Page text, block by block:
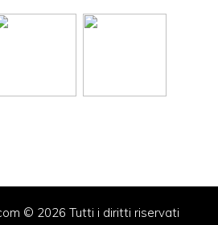
© 2026 Tutti i diritti riservati